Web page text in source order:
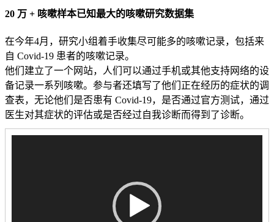
20 万 + 咳嗽样本已知最大的咳嗽研究数据集
在今年4月，研究小组着手收集尽可能多的咳嗽记录，包括来
自 Covid-19 患者的咳嗽记录。
他们建立了一个网站，人们可以通过手机或其他支持网络的设
备记录一系列咳嗽。参与者还填写了他们正在经历的症状的调
查表，无论他们是否患有 Covid-19，是否通过官方测试，通过
医生对其症状的评估或是否经过自我诊断而得到了诊断。